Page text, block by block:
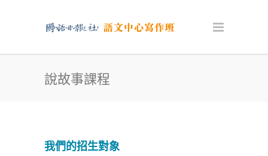
說故事課程
我們的招生對象